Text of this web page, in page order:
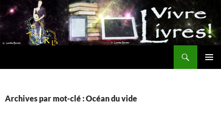
Aller
au
contenu
Archives par mot-clé : Océan du vide